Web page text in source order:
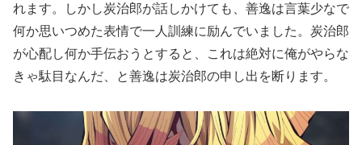
れます。しかし炭治郎が話しかけても、善逸は言葉少なで
何か思いつめた表情で一人訓練に励んでいました。炭治郎
が心配し何か手伝おうとすると、これは絶対に俺がやらな
きゃ駄目なんだ、と善逸は炭治郎の申し出を断ります。